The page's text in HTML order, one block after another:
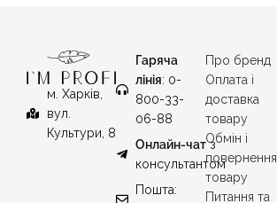
м. Харків,
вул.
Культури, 8
Гаряча
лінія: 0-
800-33-
06-88
Онлайн-чатз
консультантом
Пошта:
Про бренд
Оплата і
доставка
товару
Обмін і
повернення
товару
Питання та